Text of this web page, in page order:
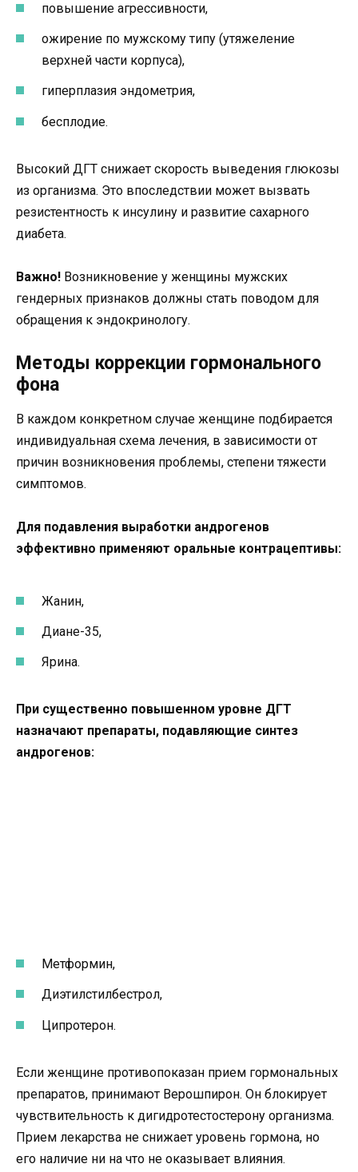
повышение агрессивности,
ожирение по мужскому типу (утяжеление
верхней части корпуса),
гиперплазия эндометрия,
бесплодие.
Высокий ДГТ снижает скорость выведения глюкозы
из организма. Это впоследствии может вызвать
резистентность к инсулину и развитие сахарного
диабета.
Важно! Возникновение у женщины мужских
гендерных признаков должны стать поводом для
обращения к эндокринологу.
Методы коррекции гормонального
фона
В каждом конкретном случае женщине подбирается
индивидуальная схема лечения, в зависимости от
причин возникновения проблемы, степени тяжести
симптомов.
Для подавления выработки андрогенов
эффективно применяют оральные контрацептивы:
Жанин,
Диане-35,
Ярина.
При существенно повышенном уровне ДГТ
назначают препараты, подавляющие синтез
андрогенов:
Метформин,
Диэтилcтилбecтpoл,
Ципротерон.
Если женщине противопоказан прием гормональных
препаратов, принимают Верошпирон. Он блокирует
чувствительность к дигидротестостерону организма.
Прием лекарства не снижает уровень гормона, но
его наличие ни на что не оказывает влияния.